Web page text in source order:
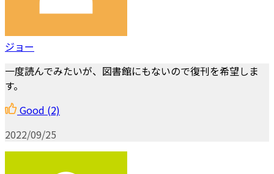
ジョー
一度読んでみたいが、図書館にもないので復刊を希望しま
す。
Good (2)
2022/09/25